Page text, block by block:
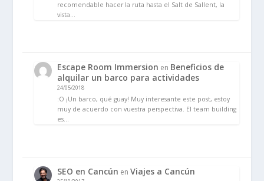
recomendable hacer la ruta hasta el Salt de Sallent, la
vista…
Escape Room Immersion en Beneficios de
alquilar un barco para actividades
24/05/2018
:O ¡Un barco, qué guay! Muy interesante este post, estoy
muy de acuerdo con vuestra perspectiva. El team building
es…
SEO en Cancún enViajes a Cancún